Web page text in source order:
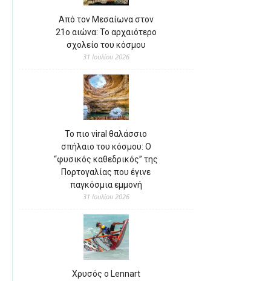
Από τον Μεσαίωνα στον
21ο αιώνα: Το αρχαιότερο
σχολείο του κόσμου
31 Ιουλίου 2026
Το πιο viral θαλάσσιο
σπήλαιο του κόσμου: Ο
“φυσικός καθεδρικός” της
Πορτογαλίας που έγινε
παγκόσμια εμμονή
31 Ιουλίου 2026
Χρυσός ο Lennart